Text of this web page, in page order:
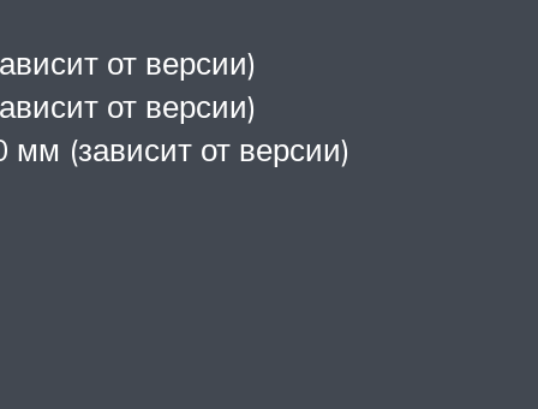
от версии)
от версии)
мм (зависит от версии)